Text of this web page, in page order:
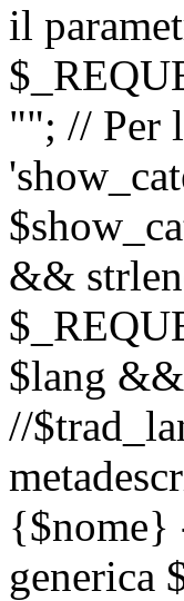
il
""; // Per
&&
$lang
//
{$nome}
generica